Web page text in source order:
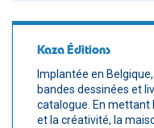
Kaza Éditions
Implantée en
bandes dessinées et
catalogue. En mettant
et la créativité, la